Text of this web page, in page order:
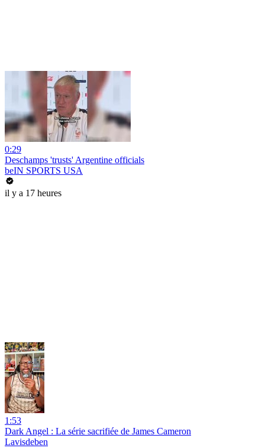
0:29
Deschamps 'trusts' Argentine officials
beIN SPORTS USA
il y a 17 heures
1:53
Dark Angel : La série sacrifiée de James Cameron
Lavisdeben